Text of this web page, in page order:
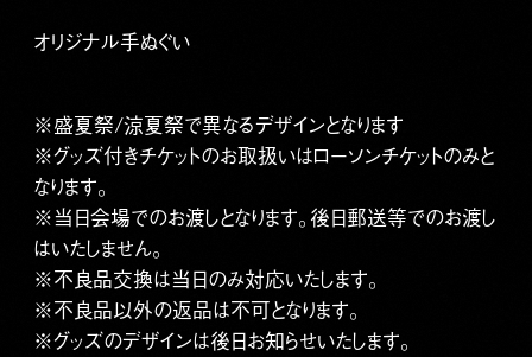
オリジナル手ぬぐい
※盛夏祭/涼夏祭で異なるデザインとなります
※グッズ付きチケットのお取扱いはローソンチケットのみと
なります。
※当日会場でのお渡しとなります。後日郵送等でのお渡し
はいたしません。
※不良品交換は当日のみ対応いたします。
※不良品以外の返品は不可となります。
※グッズのデザインは後日お知らせいたします。